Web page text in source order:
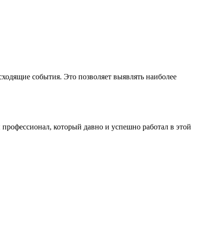
события. Это позволяет выявлять наиболее
который давно и успешно работал в этой